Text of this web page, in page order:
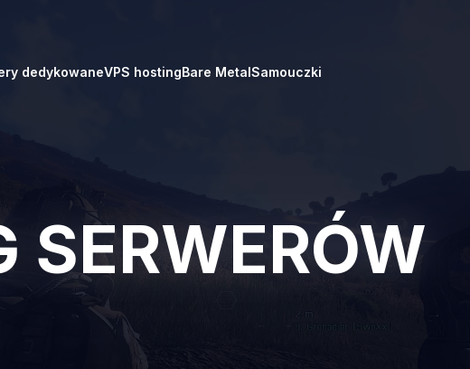
dedykowaneVPS hostingBare MetalSamouczki
SERWERÓW